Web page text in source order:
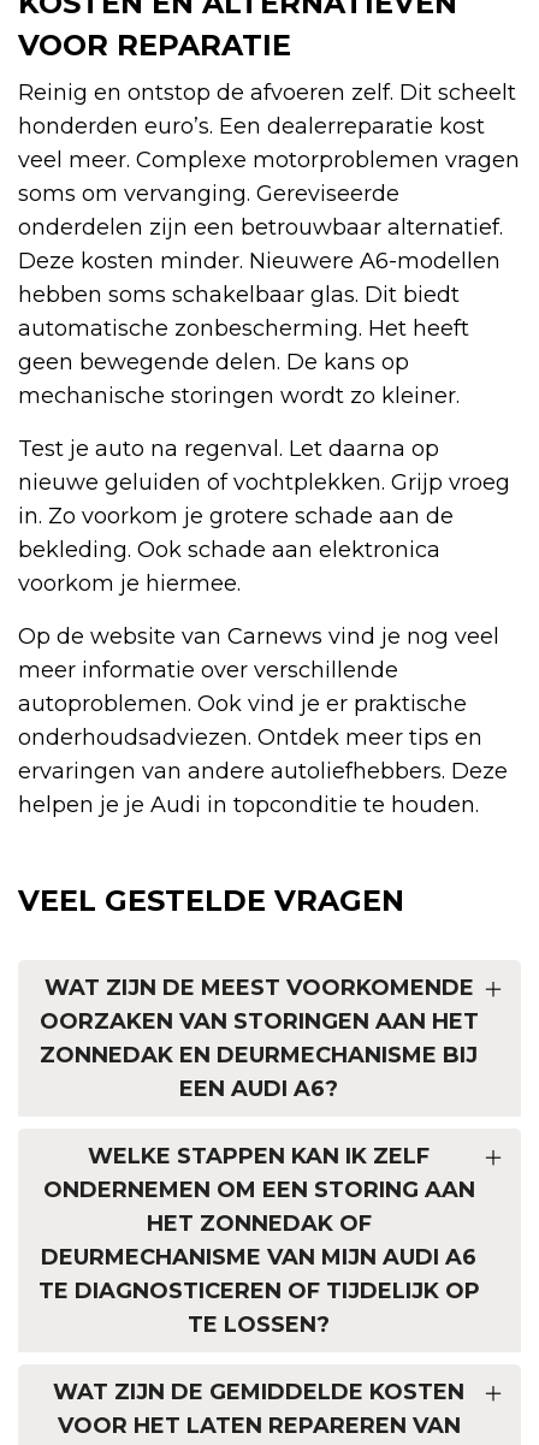
VOOR REPARATIE
Reinig en ontstop de afvoeren zelf. Dit scheelt
honderden euro’s. Een dealerreparatie kost
veel meer. Complexe motorproblemen vragen
soms om vervanging. Gereviseerde
onderdelen zijn een betrouwbaar alternatief.
Deze kosten minder. Nieuwere A6-modellen
hebben soms schakelbaar glas. Dit biedt
automatische zonbescherming. Het heeft
geen bewegende delen. De kans op
mechanische storingen wordt zo kleiner.
Test je auto na regenval. Let daarna op
nieuwe geluiden of vochtplekken. Grijp vroeg
in. Zo voorkom je grotere schade aan de
bekleding. Ook schade aan elektronica
voorkom je hiermee.
Op de website van Carnews vind je nog veel
meer informatie over verschillende
autoproblemen. Ook vind je er praktische
onderhoudsadviezen. Ontdek meer tips en
ervaringen van andere autoliefhebbers. Deze
helpen je je Audi in topconditie te houden.
VEEL GESTELDE VRAGEN
WAT ZIJN DE MEEST VOORKOMENDE
OORZAKEN VAN STORINGEN AAN HET
ZONNEDAK EN DEURMECHANISME BIJ
EEN AUDI A6?
WELKE STAPPEN KAN IK ZELF
ONDERNEMEN OM EEN STORING AAN
HET ZONNEDAK OF
DEURMECHANISME VAN MIJN AUDI A6
TE DIAGNOSTICEREN OF TIJDELIJK OP
TE LOSSEN?
WAT ZIJN DE GEMIDDELDE KOSTEN
VOOR HET LATEN REPAREREN VAN